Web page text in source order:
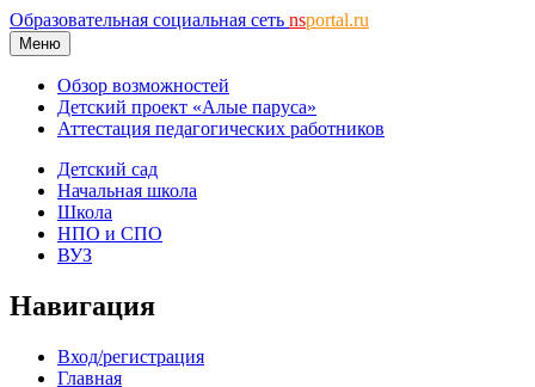
Образовательная социальная сеть nsportal.ru
Меню
Обзор возможностей
Детский проект «Алые паруса»
Аттестация педагогических работников
Детский сад
Начальная школа
Школа
НПО и СПО
ВУЗ
Навигация
Вход/регистрация
Главная